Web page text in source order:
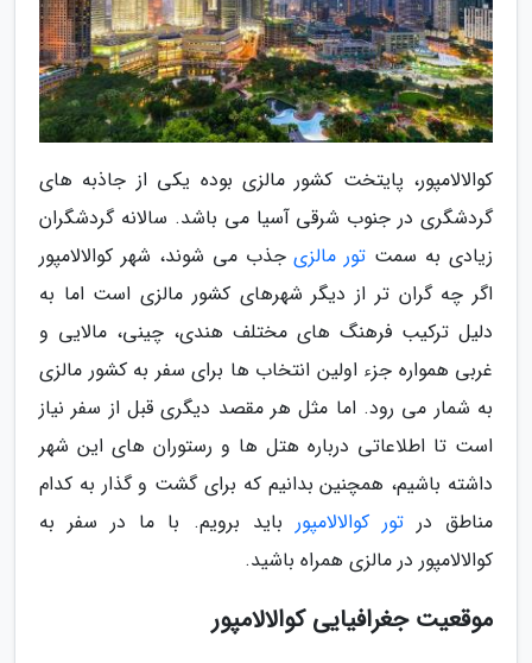
کوالالامپور، پایتخت کشور مالزی بوده یکی از جاذبه های
گردشگری در جنوب شرقی آسیا می باشد. سالانه گردشگران
زیادی به سمت تور مالزیجذب می شوند، شهر کوالالامپور
اگر چه گران تر از دیگر شهرهای کشور مالزی است اما به
دلیل ترکیب فرهنگ های مختلف هندی، چینی، مالایی و
غربی همواره جزء اولین انتخاب ها برای سفر به کشور مالزی
به شمار می رود. اما مثل هر مقصد دیگری قبل از سفر نیاز
است تا اطلاعاتی درباره هتل ها و رستوران های این شهر
داشته باشیم، همچنین بدانیم که برای گشت و گذار به کدام
مناطق درتور کوالالامپور باید برویم. با ما در سفر به
کوالالامپور در مالزی همراه باشید.
موقعیت جغرافیایی کوالالامپور